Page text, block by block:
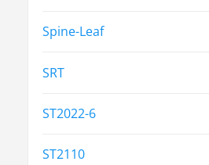
Spine-Leaf
SRT
ST2022-6
ST2110